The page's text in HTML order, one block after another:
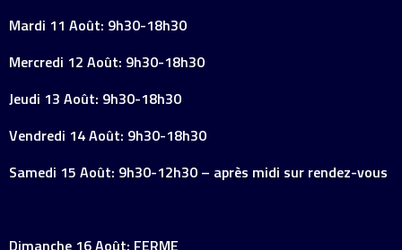
Mardi 11 Août: 9h30-18h30
Mercredi 12 Août: 9h30-18h30
Jeudi 13 Août: 9h30-18h30
Vendredi 14 Août: 9h30-18h30
Samedi 15 Août: 9h30-12h30 – après midi sur rendez-vous
Dimanche 16 Août: FERME